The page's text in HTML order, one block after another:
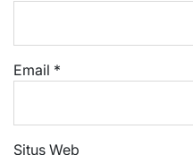
Email *
Situs Web